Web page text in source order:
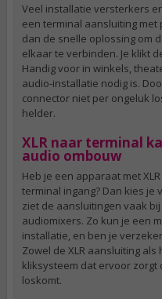
Veel installatie versterkers
een terminal aansluiting met
dan de snelle oplossing om
elkaar te verbinden. Je klikt
Handig voor in winkels,
audio-installatie nodig is.
connector niet per ongeluk
helder.
XLR naar terminal
audio ombouw
Heb je een apparaat met
terminal ingang? Dan kies je
ziet de aansluitingen vaak
audiomixers. Zo kun je een
installatie, en ben je
Zowel de XLR aansluiting
kliksysteem dat ervoor
loskomt.